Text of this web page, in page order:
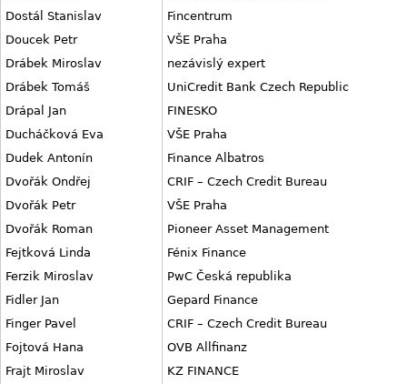
Dostál Stanislav
Fincentrum
Doucek Petr
VŠE Praha
Drábek Miroslav
nezávislý expert
Drábek Tomáš
UniCredit Bank Czech Republic
Drápal Jan
FINESKO
Ducháčková Eva
VŠE Praha
Dudek Antonín
Finance Albatros
Dvořák Ondřej
CRIF – Czech Credit Bureau
Dvořák Petr
VŠE Praha
Dvořák Roman
Pioneer Asset Management
Fejtková Linda
Fénix Finance
Ferzik Miroslav
PwC Česká republika
Fidler Jan
Gepard Finance
Finger Pavel
CRIF – Czech Credit Bureau
Fojtová Hana
OVB Allfinanz
Frajt Miroslav
KZ FINANCE